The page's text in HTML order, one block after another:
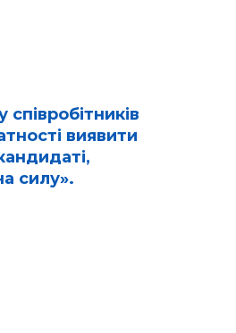
виявити
силу».